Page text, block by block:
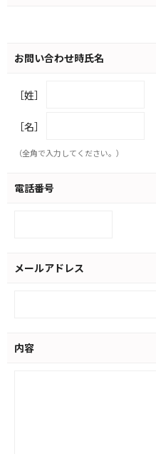
お問い合わせ時氏名
［姓］
［名］
（全角で入力してください。）
電話番号
メールアドレス
内容